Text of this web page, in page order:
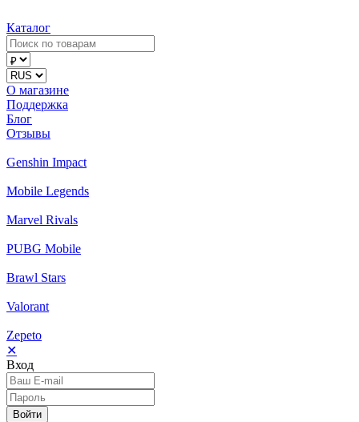
Каталог
О магазине
Поддержка
Блог
Отзывы
Genshin Impact
Mobile Legends
Marvel Rivals
PUBG Mobile
Brawl Stars
Valorant
Zepeto
✕
Вход
Войти